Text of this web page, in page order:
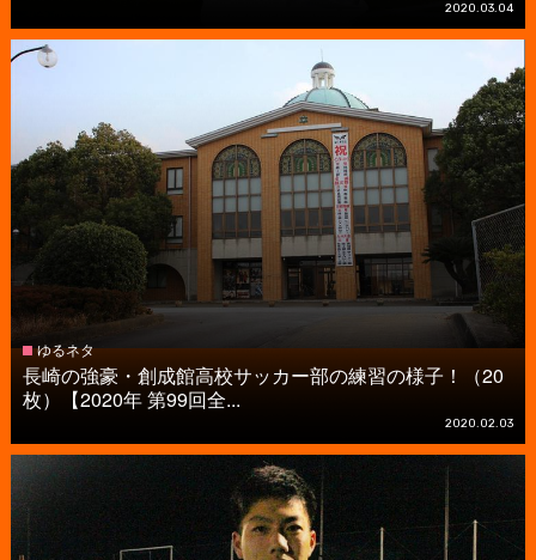
2020.03.04
ゆるネタ
長崎の強豪・創成館高校サッカー部の練習の様子！（20
枚）【2020年 第99回全...
2020.02.03